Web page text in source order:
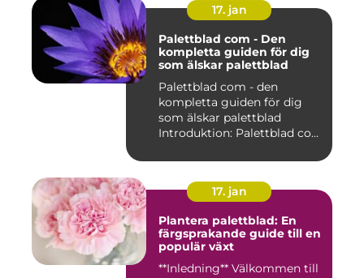
17. jan
Palettblad com - Den
kompletta guiden för dig
som älskar palettblad
Palettblad com - den
kompletta guiden för dig
som älskar palettblad
Introduktion: Palettblad com
17. jan
Plantera palettblad: En
färgsprakande guide till en
populär växt
**Inledning** Välkommen till